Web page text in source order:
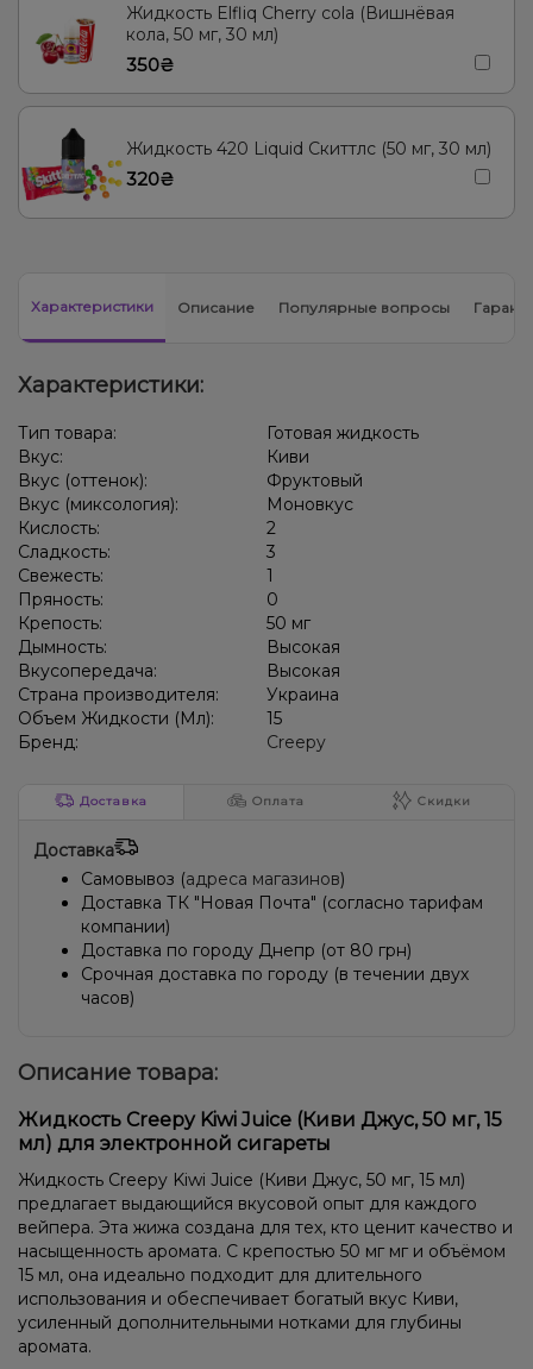
Жидкость Elfliq Cherry cola (Вишнёвая
кола, 50 мг, 30 мл)
350₴
Жидкость 420 Liquid Скиттлс (50 мг, 30 мл)
320₴
Характеристики Описание Популярные вопросы
Характеристики:
Тип товара:
Готовая жидкость
Вкус:
Киви
Вкус (оттенок):
Фруктовый
Вкус (миксология):
Моновкус
Кислость:
2
Сладкость:
3
Свежесть:
1
Пряность:
0
Крепость:
50 мг
Дымность:
Высокая
Вкусопередача:
Высокая
Страна производителя:
Украина
Объем Жидкости (Мл):
15
Бренд:
Creepy
Доставка Оплата Скидки
Доставка
Самовывоз (адреса магазинов)
Доставка ТК "Новая Почта" (согласно тарифам
компании)
Доставка по городу Днепр (от 80 грн)
Срочная доставка по городу (в течении двух
часов)
Описание товара:
Жидкость Creepy Kiwi Juice (Киви Джус, 50 мг, 15
мл) для электронной сигареты
Жидкость Creepy Kiwi Juice (Киви Джус, 50 мг, 15 мл)
предлагает выдающийся вкусовой опыт для каждого
вейпера. Эта жижа создана для тех, кто ценит качество и
насыщенность аромата. С крепостью 50 мг мг и объёмом
15 мл, она идеально подходит для длительного
использования и обеспечивает богатый вкус Киви,
усиленный дополнительными нотками для глубины
аромата.